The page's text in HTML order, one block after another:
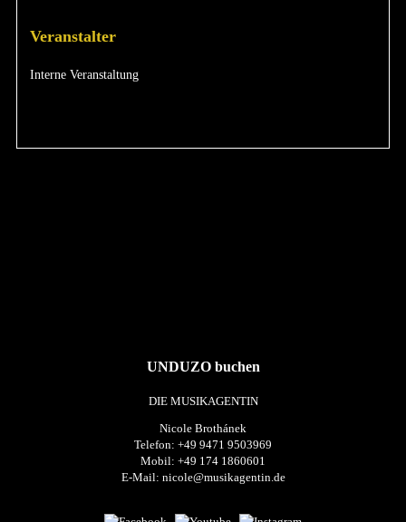
Veranstalter
Interne Veranstaltung
UNDUZO buchen
DIE MUSIKAGENTIN
Nicole Brothánek
Telefon: +49 9471 9503969
Mobil: +49 174 1860601
E-Mail: nicole@musikagentin.de